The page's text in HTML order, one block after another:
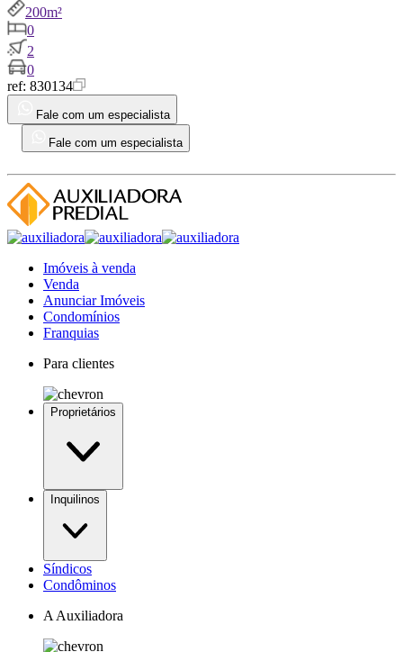
200m²
0
2
0
ref: 830134
Fale com um especialista
Fale com um especialista
Imóveis à venda
Venda
Anunciar Imóveis
Condomínios
Franquias
Para clientes
Proprietários
Inquilinos
Síndicos
Condôminos
A Auxiliadora